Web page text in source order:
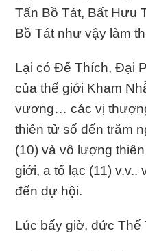
Tấn Bồ Tát, Bất Hưu
Bồ Tát như vậy làm
Lại có Ðế Thích, Ðại
của thế giới Kham
vương… các vị
thiên tử số đến trăm
(10) và vô lượng
giới, a tố lạc (11) v.v..
đến dự hội.
Lúc bấy giờ, đức